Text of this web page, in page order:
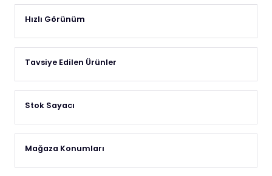
Hızlı Görünüm
Tavsiye Edilen Ürünler
Stok Sayacı
Mağaza Konumları